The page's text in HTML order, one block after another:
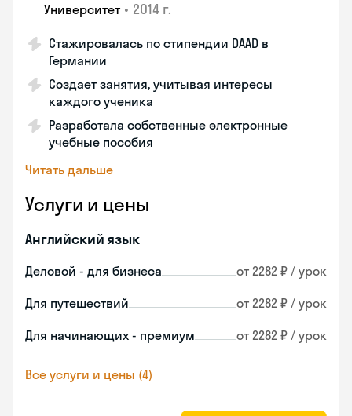
Университет • 2014 г.
Стажировалась по стипендии DAAD в
Германии
Создает занятия, учитывая интересы
каждого ученика
Разработала собственные электронные
учебные пособия
Читать дальше
Услуги и цены
Английский язык
Деловой - для бизнеса от 2282 ₽ / урок
Для путешествий от 2282 ₽ / урок
Для начинающих - премиум от 2282 ₽ / урок
Все услуги и цены (4)